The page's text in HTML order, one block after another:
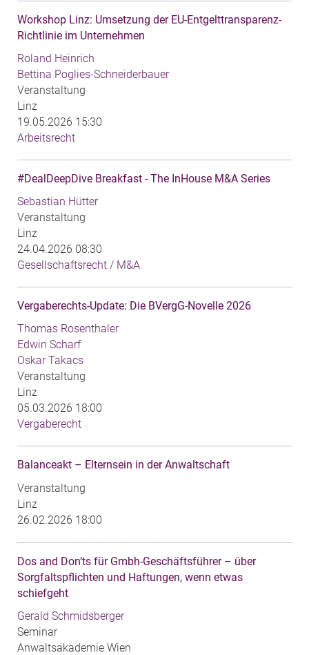
Workshop Linz: Umsetzung der EU-Entgelttransparenz-
Richtlinie im Unternehmen
Roland Heinrich
Bettina Poglies-Schneiderbauer
Veranstaltung
Linz
19.05.2026 15:30
Arbeitsrecht
#DealDeepDive Breakfast - The InHouse M&A Series
Sebastian Hütter
Veranstaltung
Linz
24.04.2026 08:30
Gesellschaftsrecht / M&A
Vergaberechts-Update: Die BVergG-Novelle 2026
Thomas Rosenthaler
Edwin Scharf
Oskar Takacs
Veranstaltung
Linz
05.03.2026 18:00
Vergaberecht
Balanceakt – Elternsein in der Anwaltschaft
Veranstaltung
Linz
26.02.2026 18:00
Dos and Don‘ts für Gmbh-Geschäftsführer – über
Sorgfaltspflichten und Haftungen, wenn etwas
schiefgeht
Gerald Schmidsberger
Seminar
Anwaltsakademie Wien